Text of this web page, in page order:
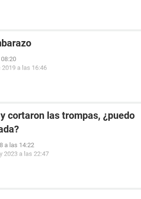
2019 a las 16:46
cortaron las trompas, ¿puedo
a las 14:22
2023 a las 22:47